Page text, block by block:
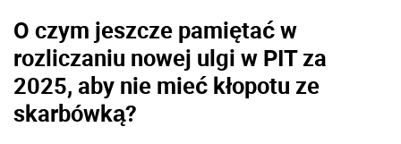
O czym jeszcze pamiętać w
rozliczaniu nowej ulgi w PIT za
2025, aby nie mieć kłopotu ze
skarbówką?